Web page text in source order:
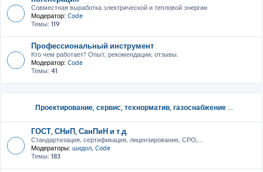
Совместная выработка электрической и тепловой энергии
Модератор: Code
Темы: 119
Профессиональный инструмент
Кто чем работает? Опыт, рекомендации, отзывы.
Модератор: Code
Темы: 41
Проектирование, сервис, тeхнорматив, газоснабжение ...
ГОСТ, СНиП, СанПиН и т.д.
Стандартизация, сертификация, лицензирование, СРО,...
Модераторы: шидол, Code
Темы: 183